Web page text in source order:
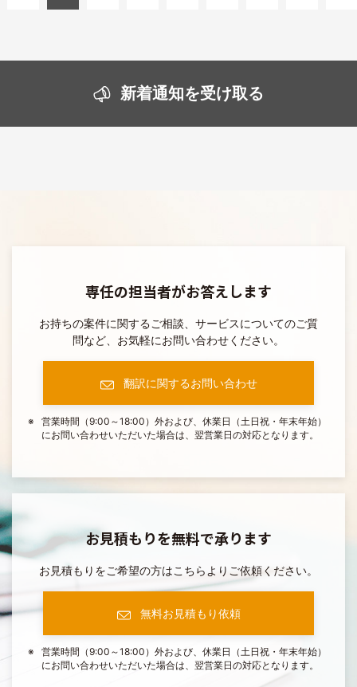
新着通知を受け取る
専任の担当者がお答えします
お持ちの案件に関するご相談、サービスについてのご質
問など、お気軽にお問い合わせください。
翻訳に関するお問い合わせ
営業時間（9:00～18:00）外および、休業日（土日祝・年末年始）
にお問い合わせいただいた場合は、翌営業日の対応となります。
お見積もりを無料で承ります
お見積もりをご希望の方はこちらよりご依頼ください。
無料お見積もり依頼
営業時間（9:00～18:00）外および、休業日（土日祝・年末年始）
にお問い合わせいただいた場合は、翌営業日の対応となります。